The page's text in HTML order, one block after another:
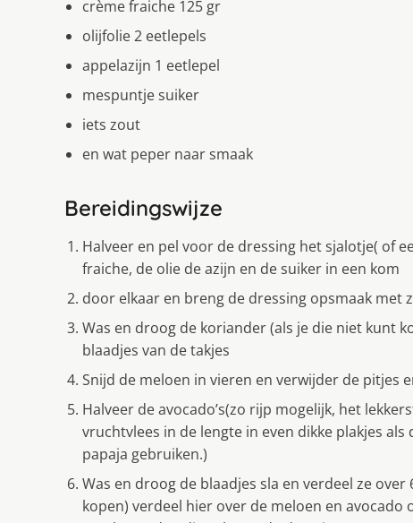
crème fraiche 125 gr
olijfolie 2 eetlepels
appelazijn 1 eetlepel
mespuntje suiker
iets zout
en wat peper naar smaak
Bereidingswijze
Halveer en pel voor de dressing het sjalotje( of
fraiche, de olie de azijn en de suiker in een kom
door elkaar en breng de dressing opsmaak met
Was en droog de koriander (als je die niet kunt
blaadjes van de takjes
Snijd de meloen in vieren en verwijder de pitjes
Halveer de avocado’s(zo rijp mogelijk, het
vruchtvlees in de lengte in even dikke plakjes
papaja gebruiken.)
Was en droog de blaadjes sla en verdeel ze
kopen) verdeel hier over de meloen en